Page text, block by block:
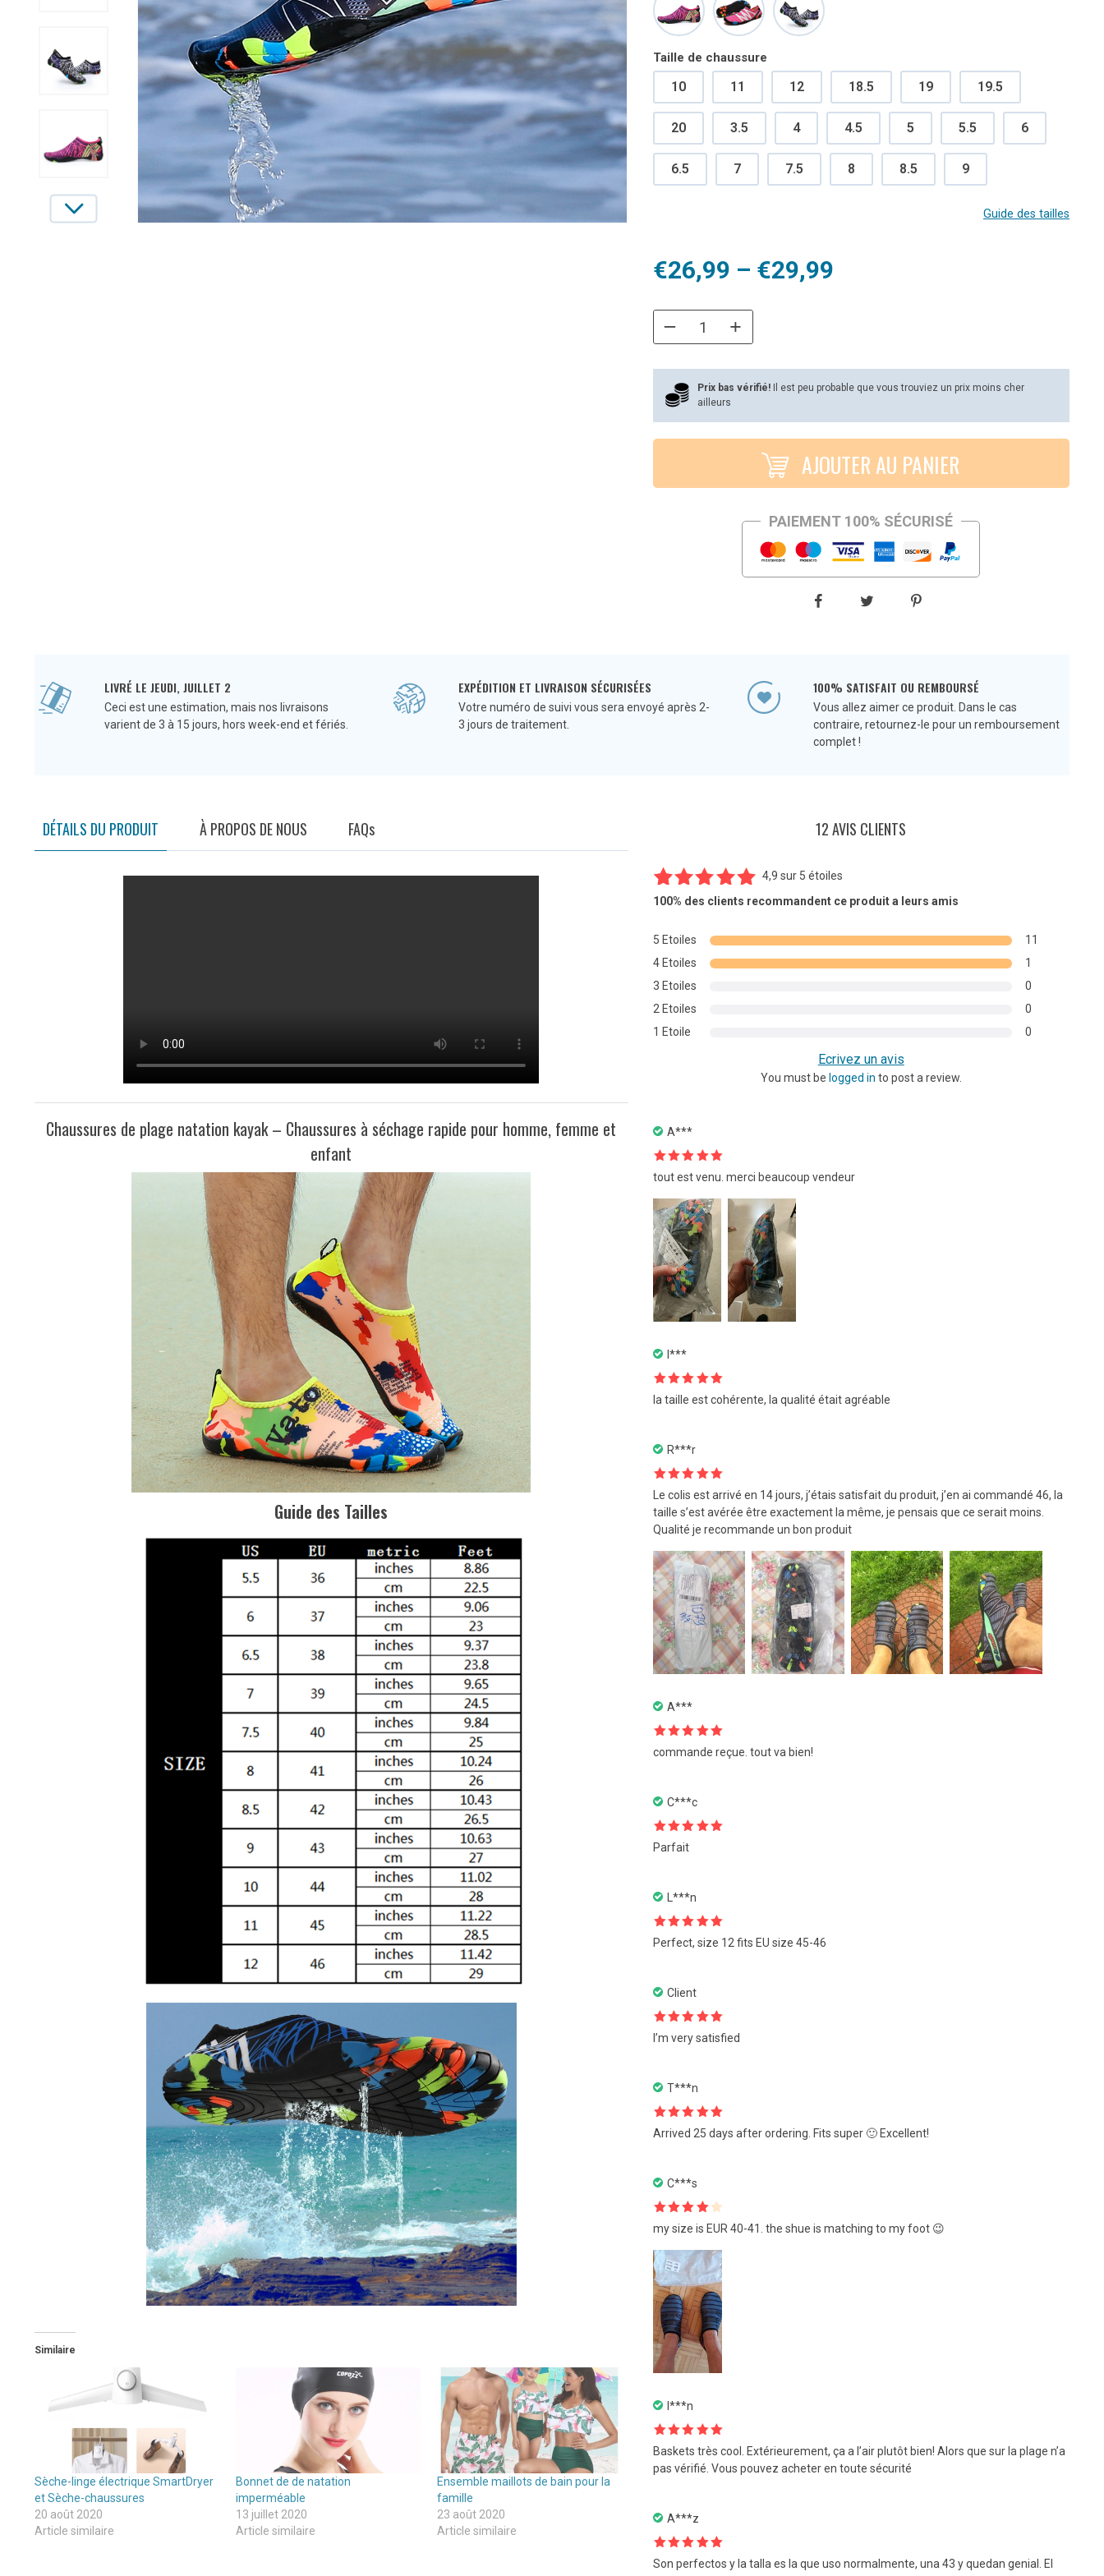
Taille de chaussure
10 11 12 18.5 19 19.5
20 3.5 4 4.5 5 5.5 6
6.5 7 7.5 8 8.5 9
Guide des tailles
€26,99 – €29,99
Plage
prix :
€29,99
Prix bas vérifié!
Il est peu probable que vous trouviez un prix moins cher
ailleurs
AJOUTER AU PANIER
PAIEMENT 100% SÉCURISÉ
LIVRÉ LE JEUDI, JUILLET 2
Ceci est une estimation, mais nos livraisons
varient de 3 à 15 jours, hors week-end et fériés.
EXPÉDITION ET LIVRAISON SÉCURISÉES
Votre numéro de suivi vous sera envoyé après 2-
3 jours de traitement.
100% SATISFAIT OU REMBOURSÉ
Vous allez aimer ce produit. Dans le cas
contraire, retournez-le pour un remboursement
complet !
DÉTAILS DU PRODUIT À PROPOS DE NOUS FAQs
Chaussures de plage natation kayak – Chaussures à séchage rapide pour homme, femme et
enfant
Guide des Tailles
Similaire
Sèche-linge électrique SmartDryer
et Sèche-chaussures
20 août 2020
Article similaire
Bonnet de de natation
imperméable
13 juillet 2020
Article similaire
Ensemble maillots de bain pour la
famille
23 août 2020
Article similaire
12 AVIS CLIENTS
Noté
4.92
12
notations
client
4,9 sur 5 étoiles
100% des clients recommandent ce produit a leurs amis
5 Etoiles
11
4 Etoiles
1
3 Etoiles
0
2 Etoiles
0
1 Etoile
0
Ecrivez un avis
You must be logged in to post a review.
A***
Note5sur
5
tout est venu. merci beaucoup vendeur
I***
Note5sur
5la taille est cohérente, la qualité était agréable
R***r
Note5sur
5Le colis est arrivé en 14 jours, j’étais satisfait du produit, j’en ai commandé 46, la
taille s’est avérée être exactement la même, je pensais que ce serait moins.
Qualité je recommande un bon produit
A***
Note5 sur
5
commande reçue. tout va bien!
C***c
Note5sur
5Parfait
L***n
Note5sur
5Perfect, size 12 fits EU size 45-46
Client
Note5sur
5I’m very satisfied
T***n
Note5sur
5Arrived 25 days after ordering. Fits super 🙂 Excellent!
C***s
Note4
sur 5
my size is EUR 40-41. the shue is matching to my foot 😉
I***n
Note5sur
5Baskets très cool. Extérieurement, ça a l’air plutôt bien! Alors que sur la plage n’a
pas vérifié. Vous pouvez acheter en toute sécurité
A***z
Note5sur
5
Son perfectos y la talla es la que uso normalmente, una 43 y quedan genial. El